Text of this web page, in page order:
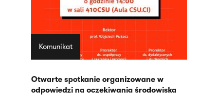
Komunikat
Otwarte spotkanie organizowane w
odpowiedzi na oczekiwania środowiska